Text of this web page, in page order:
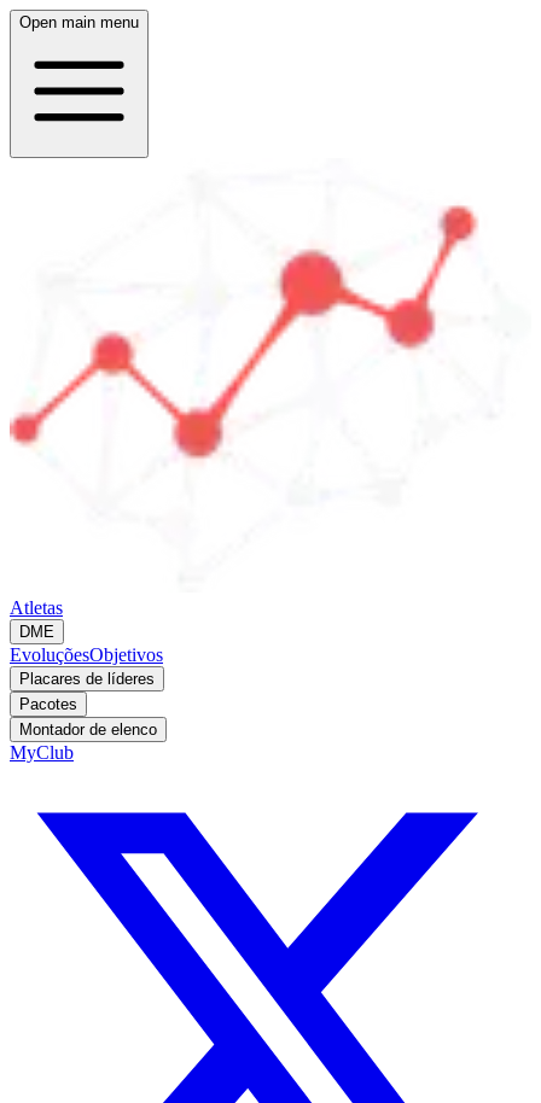
Open main menu
Atletas
DME
EvoluçõesObjetivos
Placares de líderes
Pacotes
Montador de elenco
MyClub